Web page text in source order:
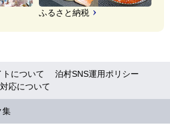
ふるさと納税
トについて
泊村SNS運用ポリシー
応について
集